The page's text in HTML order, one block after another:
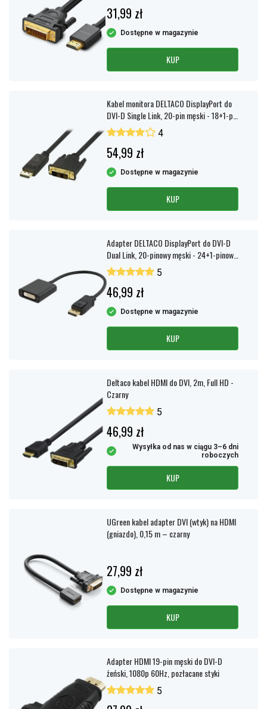
31,99 zł
Dostępne w magazynie
KUP
Kabel monitora DELTACO DisplayPort do
DVI-D Single Link, 20-pin męski - 18+1-pin
męski
4
54,99 zł
Dostępne w magazynie
KUP
Adapter DELTACO DisplayPort do DVI-D
Dual Link, 20-pinowy męski - 24+1-pinowy
żeński
5
46,99 zł
Dostępne w magazynie
KUP
Deltaco kabel HDMI do DVI, 2m, Full HD -
Czarny
5
46,99 zł
Wysyłka od nas w ciągu 3–6 dni
roboczych
KUP
UGreen kabel adapter DVI (wtyk) na HDMI
(gniazdo), 0,15 m – czarny
27,99 zł
Dostępne w magazynie
KUP
Adapter HDMI 19-pin męski do DVI-D
żeński, 1080p 60Hz, pozłacane styki
5